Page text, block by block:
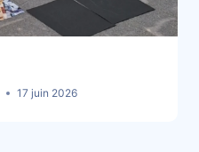
17 juin 2026